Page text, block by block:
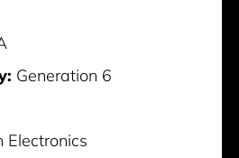
Generation 6
Electronics